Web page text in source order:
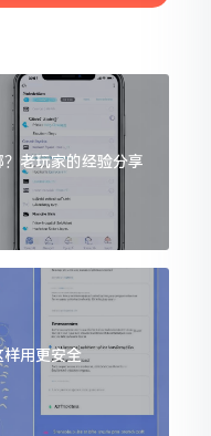
老玩家的经验分享
用更安全